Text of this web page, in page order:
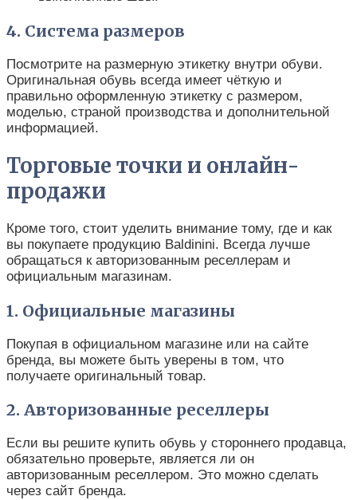
4. Система размеров
Посмотрите на размерную этикетку внутри обуви.
Оригинальная обувь всегда имеет чёткую и
правильно оформленную этикетку с размером,
моделью, страной производства и дополнительной
информацией.
Торговые точки и онлайн-
продажи
Кроме того, стоит уделить внимание тому, где и как
вы покупаете продукцию Baldinini. Всегда лучше
обращаться к авторизованным реселлерам и
официальным магазинам.
1. Официальные магазины
Покупая в официальном магазине или на сайте
бренда, вы можете быть уверены в том, что
получаете оригинальный товар.
2. Авторизованные реселлеры
Если вы решите купить обувь у стороннего продавца,
обязательно проверьте, является ли он
авторизованным реселлером. Это можно сделать
через сайт бренда.